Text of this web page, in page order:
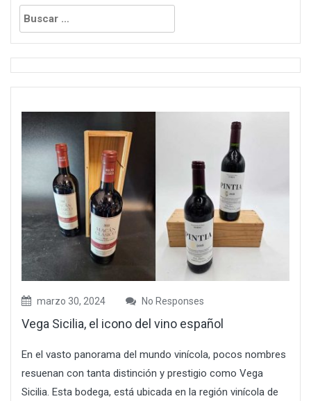
Buscar:
marzo 30, 2024 No Responses
Vega Sicilia, el icono del vino español
En el vasto panorama del mundo vinícola, pocos nombres
resuenan con tanta distinción y prestigio como Vega
Sicilia. Esta bodega, está ubicada en la región vinícola de